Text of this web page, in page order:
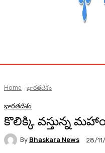
Home భారతదేశం
భారతదేశం
కొలిక్కి వస్తున్న
By Bhaskara News 28/